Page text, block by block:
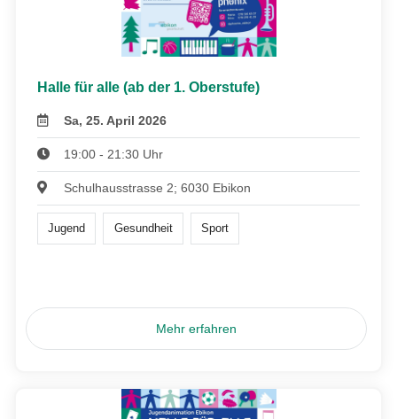
Halle für alle (ab der 1. Oberstufe)
Sa, 25. April 2026
19:00 - 21:30 Uhr
Schulhausstrasse 2; 6030 Ebikon
Jugend Gesundheit Sport
Mehr erfahren